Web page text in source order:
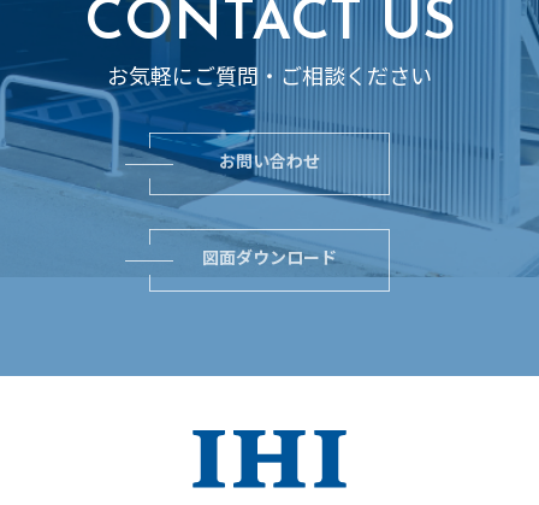
CONTACT US
お気軽にご質問・ご相談ください
お問い合わせ
図面ダウンロード